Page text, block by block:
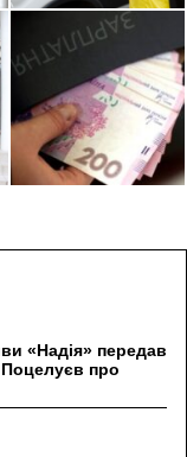
«Надія» передав
про